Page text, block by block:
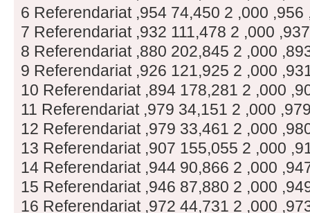
6 Referendariat ,954 74,450 2 ,000 ,956
7 Referendariat ,932 111,478 2 ,000
8 Referendariat ,880 202,845 2 ,000
9 Referendariat ,926 121,925 2 ,000
10 Referendariat ,894 178,281 2 ,000
11 Referendariat ,979 34,151 2 ,000
12 Referendariat ,979 33,461 2 ,000
13 Referendariat ,907 155,055 2 ,000
14 Referendariat ,944 90,866 2 ,000
15 Referendariat ,946 87,880 2 ,000
16 Referendariat ,972 44,731 2 ,000